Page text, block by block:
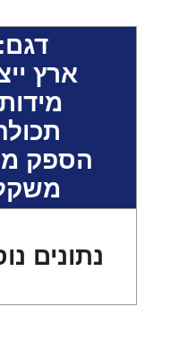
דגם:
ארץ
הספק
נתונים